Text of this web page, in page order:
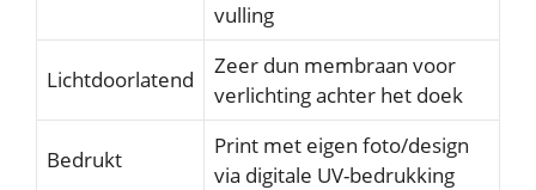
vulling
Lichtdoorlatend
Zeer dun membraan voor
verlichting achter het doek
Bedrukt
Print met eigen foto/design
via digitale UV-bedrukking